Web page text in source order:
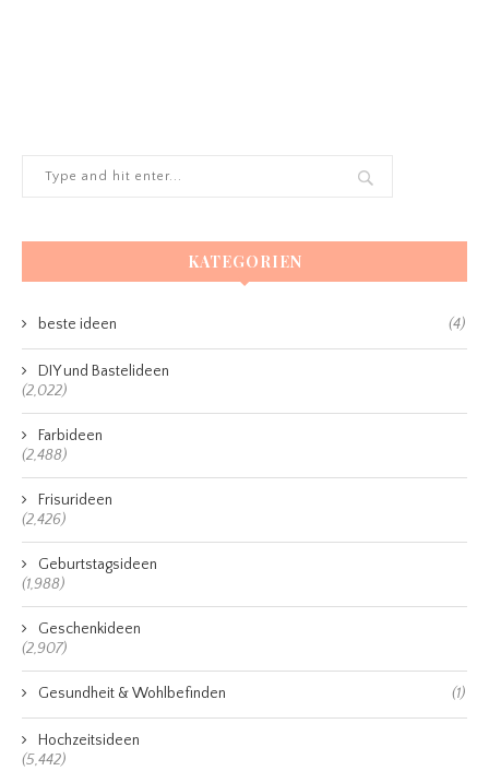
KATEGORIEN
beste ideen (4)
DIY und Bastelideen
(2,022)
Farbideen
(2,488)
Frisurideen
(2,426)
Geburtstagsideen
(1,988)
Geschenkideen
(2,907)
Gesundheit & Wohlbefinden (1)
Hochzeitsideen
(5,442)